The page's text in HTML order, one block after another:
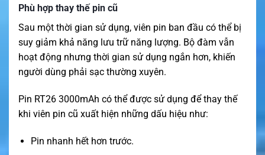
Phù hợp thay thế pin cũ
Sau một thời gian sử dụng, viên pin ban đầu có thể bị
suy giảm khả năng lưu trữ năng lượng. Bộ đàm vẫn
hoạt động nhưng thời gian sử dụng ngắn hơn, khiến
người dùng phải sạc thường xuyên.
Pin RT26 3000mAh có thể được sử dụng để thay thế
khi viên pin cũ xuất hiện những dấu hiệu như:
Pin nhanh hết hơn trước.